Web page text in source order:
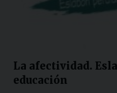
La afectividad.
educación